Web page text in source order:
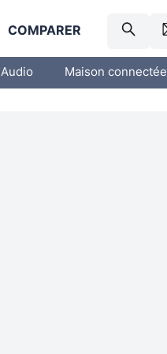
COMPARER
Audio Maison connectée